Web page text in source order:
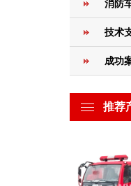
消防
技术
成功
推荐